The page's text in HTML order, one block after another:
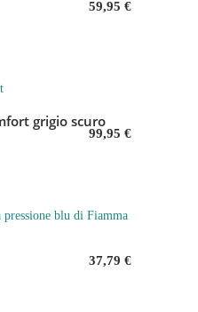
59,95 €
grigio scuro
99,95 €
37,79 €